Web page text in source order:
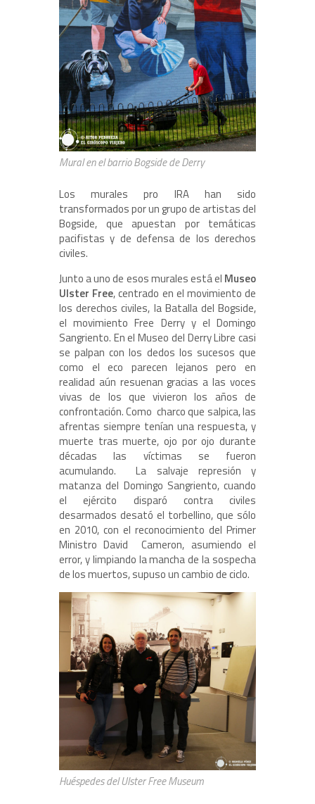
Mural en el barrio Bogside de Derry
Los murales pro IRA han sido
transformados por un grupo de artistas del
Bogside, que apuestan por temáticas
pacifistas y de defensa de los derechos
civiles.
Junto a uno de esos murales está el Museo
Ulster Free, centrado en el movimiento de
los derechos civiles, la Batalla del Bogside,
el movimiento Free Derry y el Domingo
Sangriento. En el Museo del Derry Libre casi
se palpan con los dedos los sucesos que
como el eco parecen lejanos pero en
realidad aún resuenan gracias a las voces
vivas de los que vivieron los años de
confrontación. Como charco que salpica, las
afrentas siempre tenían una respuesta, y
muerte tras muerte, ojo por ojo durante
décadas las víctimas se fueron
acumulando. La salvaje represión y
matanza del Domingo Sangriento, cuando
el ejército disparó contra civiles
desarmados desató el torbellino, que sólo
en 2010, con el reconocimiento del Primer
Ministro David Cameron, asumiendo el
error, y limpiando la mancha de la sospecha
de los muertos, supuso un cambio de ciclo.
Huéspedes del Ulster Free Museum